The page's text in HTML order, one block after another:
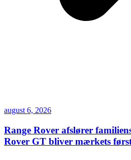
august 6, 2026
Range Rover afslører
Rover GT bliver mærkets